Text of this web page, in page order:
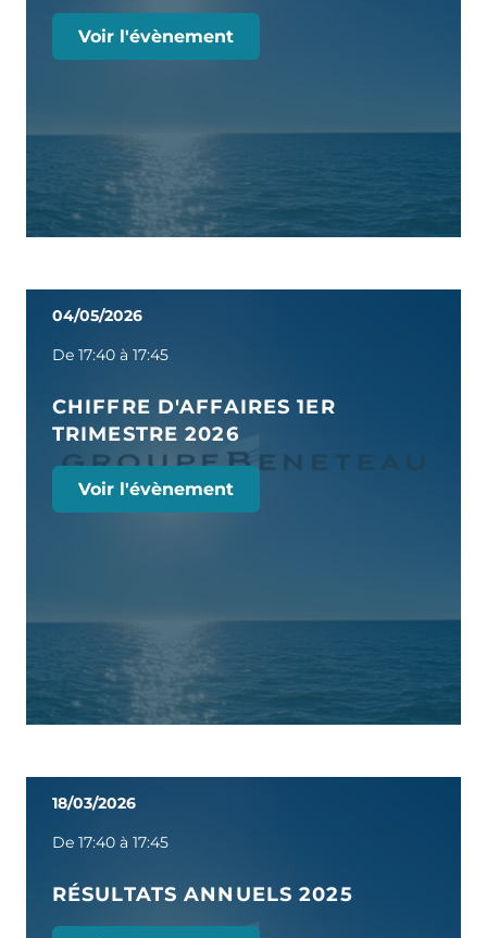
Voir l'évènement
04/05/2026
De 17:40 à 17:45
CHIFFRE D'AFFAIRES 1ER
TRIMESTRE 2026
Voir l'évènement
18/03/2026
De 17:40 à 17:45
RÉSULTATS ANNUELS 2025